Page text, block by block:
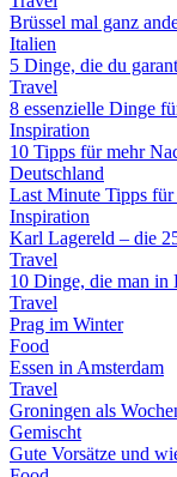
Brüssel mal ganz
Italien
5 Dinge, die du
Travel
8 essenzielle Dinge
Inspiration
10 Tipps für mehr
Deutschland
Last Minute Tipps
Inspiration
Karl Lagereld – die
Travel
10 Dinge, die man in
Travel
Prag im Winter
Food
Essen in Amsterdam
Travel
Groningen als
Gemischt
Gute Vorsätze und